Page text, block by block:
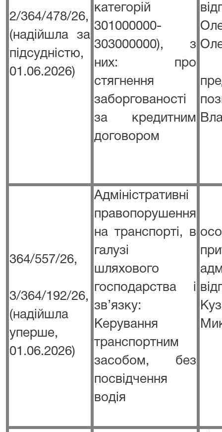
2/364/478/26,
(надійшла за
підсудністю,
01.06.2026)
категорій
301000000-
303000000), з
них: про
стягнення
заборгованості
за кредитним
договором
364/557/26,
3/364/192/26,
(надійшла
уперше,
01.06.2026)
Адміністративні
правопорушення
на транспорті, в
галузі
шляхового
господарства і
зв’язку:
Керування
транспортним
засобом, без
посвідчення
водія